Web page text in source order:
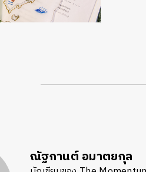
ณัฐกานต์ อมาตยกุล
ค้นหา